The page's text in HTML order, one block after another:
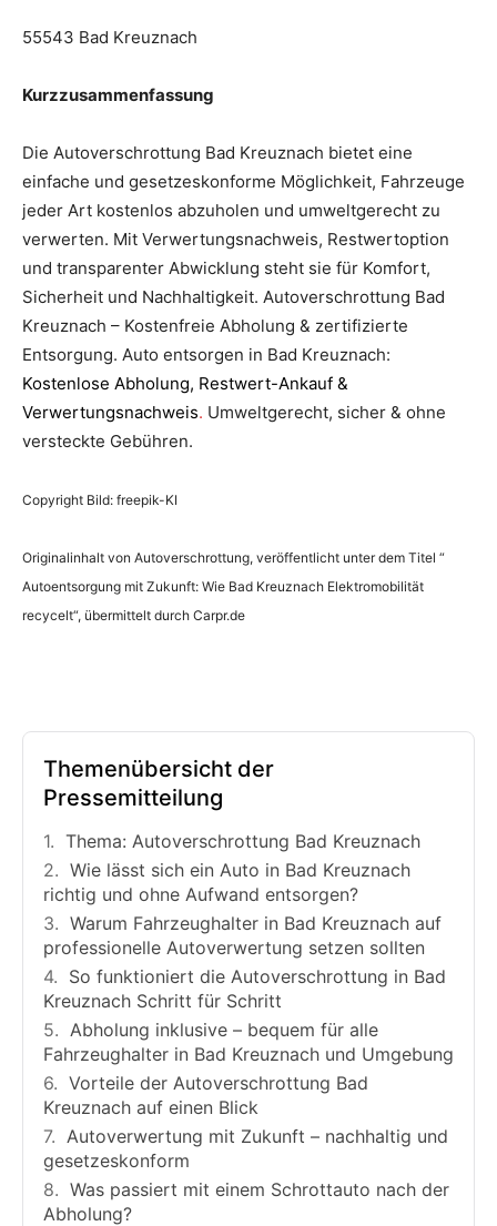
55543 Bad Kreuznach
Kurzzusammenfassung
Die Autoverschrottung Bad Kreuznach bietet eine
einfache und gesetzeskonforme Möglichkeit, Fahrzeuge
jeder Art kostenlos abzuholen und umweltgerecht zu
verwerten. Mit Verwertungsnachweis, Restwertoption
und transparenter Abwicklung steht sie für Komfort,
Sicherheit und Nachhaltigkeit. Autoverschrottung Bad
Kreuznach – Kostenfreie Abholung & zertifizierte
Entsorgung. Auto entsorgen in Bad Kreuznach:
Kostenlose Abholung, Restwert-Ankauf &
Verwertungsnachweis. Umweltgerecht, sicher & ohne
versteckte Gebühren.
Copyright Bild: freepik-KI
Originalinhalt von Autoverschrottung, veröffentlicht unter dem Titel “
Autoentsorgung mit Zukunft: Wie Bad Kreuznach Elektromobilität
recycelt“, übermittelt durch Carpr.de
Themenübersicht der
Pressemitteilung
Thema: Autoverschrottung Bad Kreuznach
Wie lässt sich ein Auto in Bad Kreuznach
richtig und ohne Aufwand entsorgen?
Warum Fahrzeughalter in Bad Kreuznach auf
professionelle Autoverwertung setzen sollten
So funktioniert die Autoverschrottung in Bad
Kreuznach Schritt für Schritt
Abholung inklusive – bequem für alle
Fahrzeughalter in Bad Kreuznach und Umgebung
Vorteile der Autoverschrottung Bad
Kreuznach auf einen Blick
Autoverwertung mit Zukunft – nachhaltig und
gesetzeskonform
Was passiert mit einem Schrottauto nach der
Abholung?